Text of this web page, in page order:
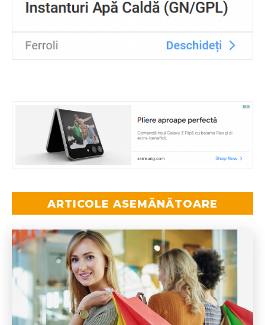
ARTICOLE ASEMĂNĂTOARE